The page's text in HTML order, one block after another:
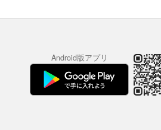
Android版アプリ